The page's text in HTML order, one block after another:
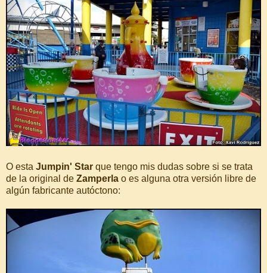
O esta Jumpin' Star que tengo mis dudas sobre si se trata
de la original de Zamperla o es alguna otra versión libre de
algún fabricante autóctono: